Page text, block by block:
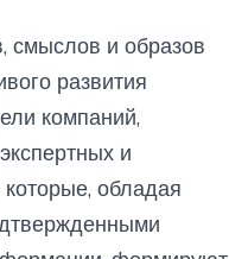
смыслов и образов
развития
компаний,
и
которые, обладая